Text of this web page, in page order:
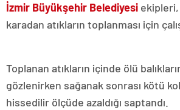
İzmir Büyükşehir Belediyesi
karadan atıkların toplanması için
Toplanan atıkların içinde ölü
gözlenirken sağanak sonrası kötü
hissedilir ölçüde azaldığı saptandı.